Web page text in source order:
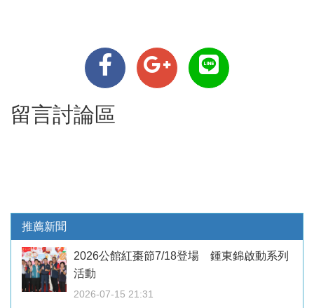
留言討論區
推薦新聞
2026公館紅棗節7/18登場 鍾東錦啟動系列
活動
2026-07-15 21:31